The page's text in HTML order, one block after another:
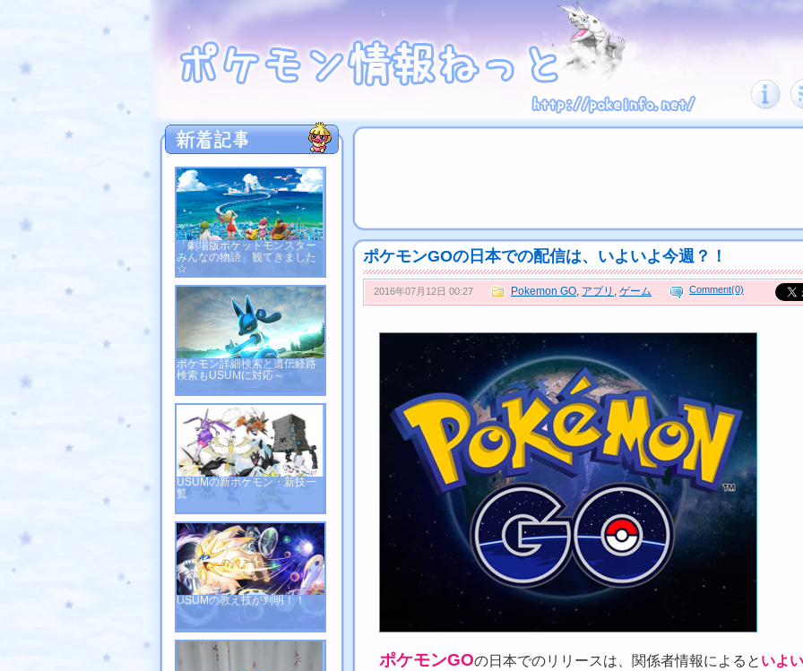
「劇場版ポケットモンスター
みんなの物語」観てきました
☆
ポケモン詳細検索と遺伝経路
検索もUSUMに対応～
USUMの新ポケモン・新技一
覧
USUMの教え技が判明！！
ポケモンGOの日本での配信は、いよいよ今週？！
2016年07月12日 00:27 Pokemon GO, アプリ , ゲーム Comment(0)
ポケモンGOの日本でのリリースは、関係者情報によると いよ